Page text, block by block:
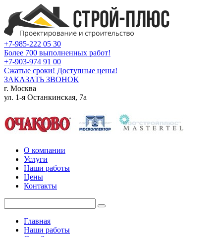
+7-985-222 05 30
Более 700 выполненных работ!
+7-903-974 91 00
Сжатые сроки! Доступные цены!
ЗАКАЗАТЬ ЗВОНОК
г. Москва
ул. 1-я Останкинская, 7а
О компании
Услуги
Наши работы
Цены
Контакты
Главная
Наши работы